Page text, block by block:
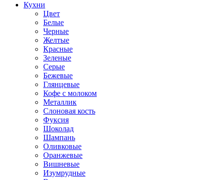
Кухни
Цвет
Белые
Черные
Желтые
Красные
Зеленые
Серые
Бежевые
Глянцевые
Кофе с молоком
Металлик
Слоновая кость
Фуксия
Шоколад
Шампань
Оливковые
Оранжевые
Вишневые
Изумрудные